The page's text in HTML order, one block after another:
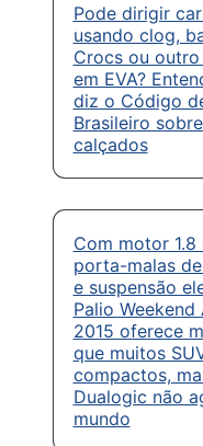
Pode dirigir
usando clog,
Crocs ou
em EVA?
diz o Código
Brasileiro
calçados
Com motor 1.8
porta-malas
e suspensão
Palio Weekend
2015 oferece
que muitos
compactos,
Dualogic não
mundo